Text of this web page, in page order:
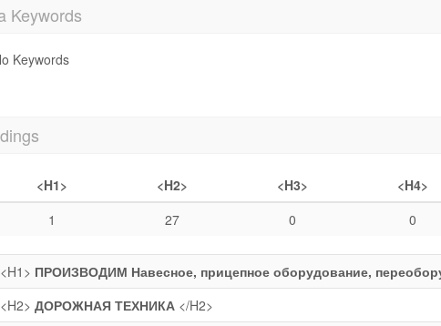
Keywords
Keywords
<H1> <H2> <H3> <H4>
1
27 0 0
<H1> ПРОИЗВОДИМ Навесное, прицепное оборудование,
<H2> ДОРОЖНАЯ ТЕХНИКА</H2>